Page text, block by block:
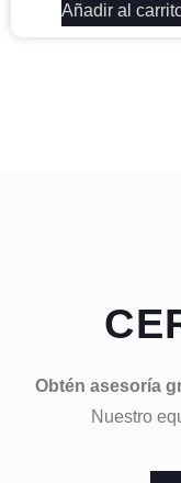
Añadir al
Obtén asesoría
Nuestro